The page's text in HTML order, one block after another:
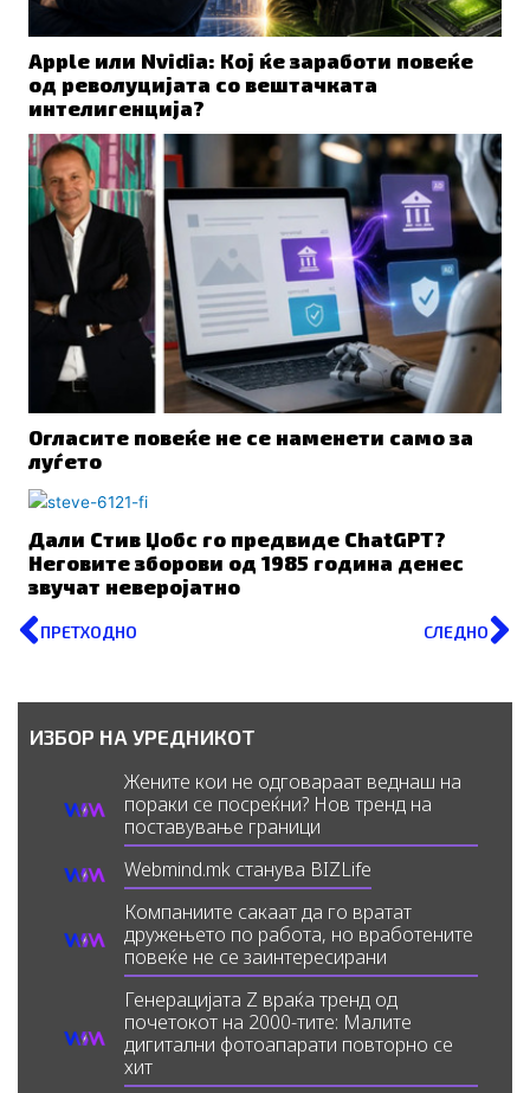
Apple или Nvidia: Кој ќе заработи повеќе
од револуцијата со вештачката
интелигенција?
Огласите повеќе не се наменети само за
луѓето
Дали Стив Џобс го предвиде ChatGPT?
Неговите зборови од 1985 година денес
звучат неверојатно
Prev
ПРЕТХОДНО СЛЕДНО
ИЗБОР НА УРЕДНИКОТ
Жените кои не одговараат веднаш на
пораки се посреќни? Нов тренд на
поставување граници
Webmind.mk станува BIZLife
Компаниите сакаат да го вратат
дружењето по работа, но вработените
повеќе не се заинтересирани
Генерацијата Z враќа тренд од
почетокот на 2000-тите: Малите
дигитални фотоапарати повторно се
хит